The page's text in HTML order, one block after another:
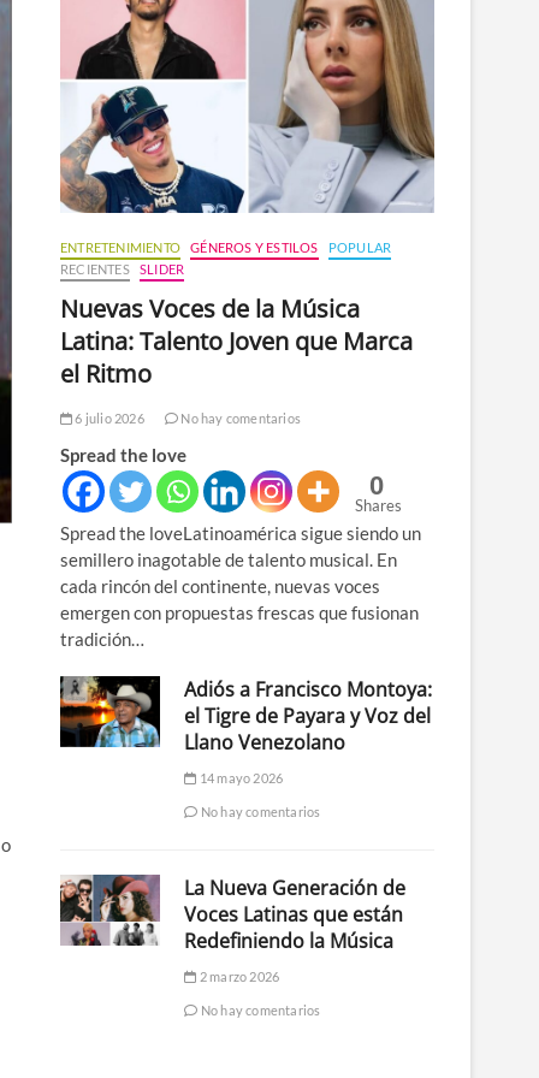
n
ú
ENTRETENIMIENTO GÉNEROS Y ESTILOS
POPULAR
RECIENTES
SLIDER
Nuevas Voces de la Música
Latina: Talento Joven que Marca
el Ritmo
6 julio 2026 No hay comentarios
Spread the love
0
Shares
Spread the loveLatinoamérica sigue siendo un
semillero inagotable de talento musical. En
cada rincón del continente, nuevas voces
emergen con propuestas frescas que fusionan
tradición…
Adiós a Francisco Montoya:
el Tigre de Payara y Voz del
Llano Venezolano
14 mayo 2026
No hay comentarios
La Nueva Generación de
Voces Latinas que están
Redefiniendo la Música
2 marzo 2026
No hay comentarios